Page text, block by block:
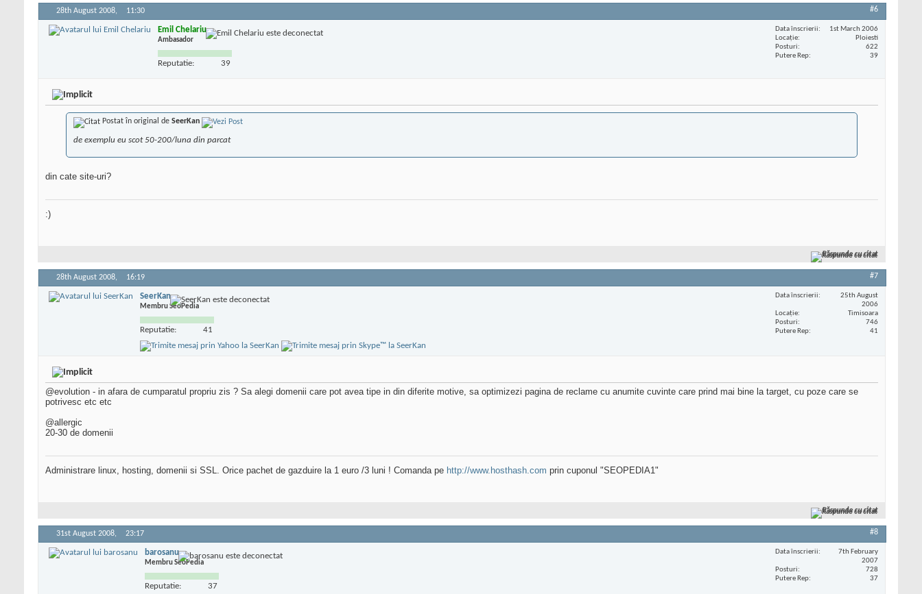
28th August 2008, 11:30 #6
Emil Chelariu
Ambasador
Reputatie: 39
Data înscrierii
1st March 2006
Locaţie
Ploiesti
Posturi
622
Putere Rep
39
Postat în original de SeerKan
de exemplu eu scot 50-200/luna din parcat
din cate site-uri?
:)
Răspunde cu citat
28th August 2008, 16:19 #7
SeerKan
Membru SeoPedia
Reputatie: 41
Data înscrierii
25th August
2006
Locaţie
Timisoara
Posturi
746
Putere Rep
41
@evolution - in afara de cumparatul propriu zis ? Sa alegi domenii care pot avea tipe in din diferite motive, sa optimizezi pagina de reclame cu anumite cuvinte care prind mai bine la target, cu poze care se
potrivesc etc etc
@allergic
20-30 de domenii
Administrare linux, hosting, domenii si SSL. Orice pachet de gazduire la 1 euro /3 luni ! Comanda pe http://www.hosthash.com prin cuponul "SEOPEDIA1"
Răspunde cu citat
31st August 2008, 23:17 #8
barosanu
Membru SeoPedia
Reputatie: 37
Data înscrierii
7th February
2007
Posturi
728
Putere Rep
37